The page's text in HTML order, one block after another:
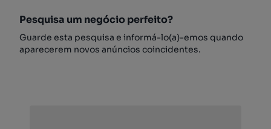
Pesquisa um negócio perfeito?
Guarde esta pesquisa e informá-lo(a)-emos quando
aparecerem novos anúncios coincidentes.